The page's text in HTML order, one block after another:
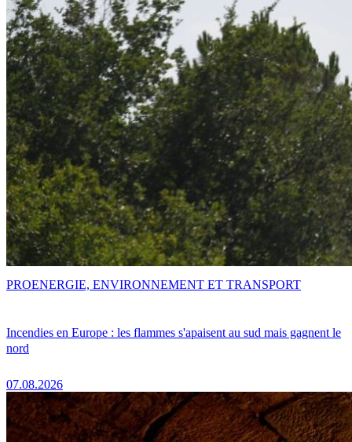
Incendies en Europe : les flammes s'apaisent au sud mais gagnent le
nord
07.08.2026
PROENERGIE, ENVIRONNEMENT ET TRANSPORT